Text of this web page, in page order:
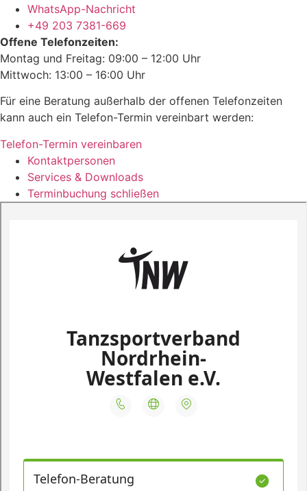
WhatsApp-Nachricht
+49 203 7381-669
Offene Telefonzeiten:
Montag und Freitag: 09:00 – 12:00 Uhr
Mittwoch: 13:00 – 16:00 Uhr
Für eine Beratung außerhalb der offenen Telefonzeiten
kann auch ein Telefon-Termin vereinbart werden:
Telefon-Termin vereinbaren
Kontaktpersonen
Services & Downloads
Terminbuchung schließen